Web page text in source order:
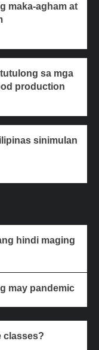
maka-agham at
sa mga
production
sinimulan
hindi maging
may pandemic
classes?